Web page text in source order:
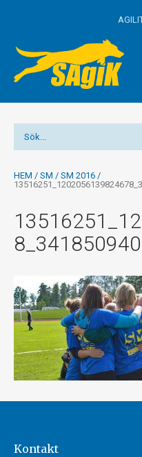
HEM / SM / SM 2016 /
Kontakt